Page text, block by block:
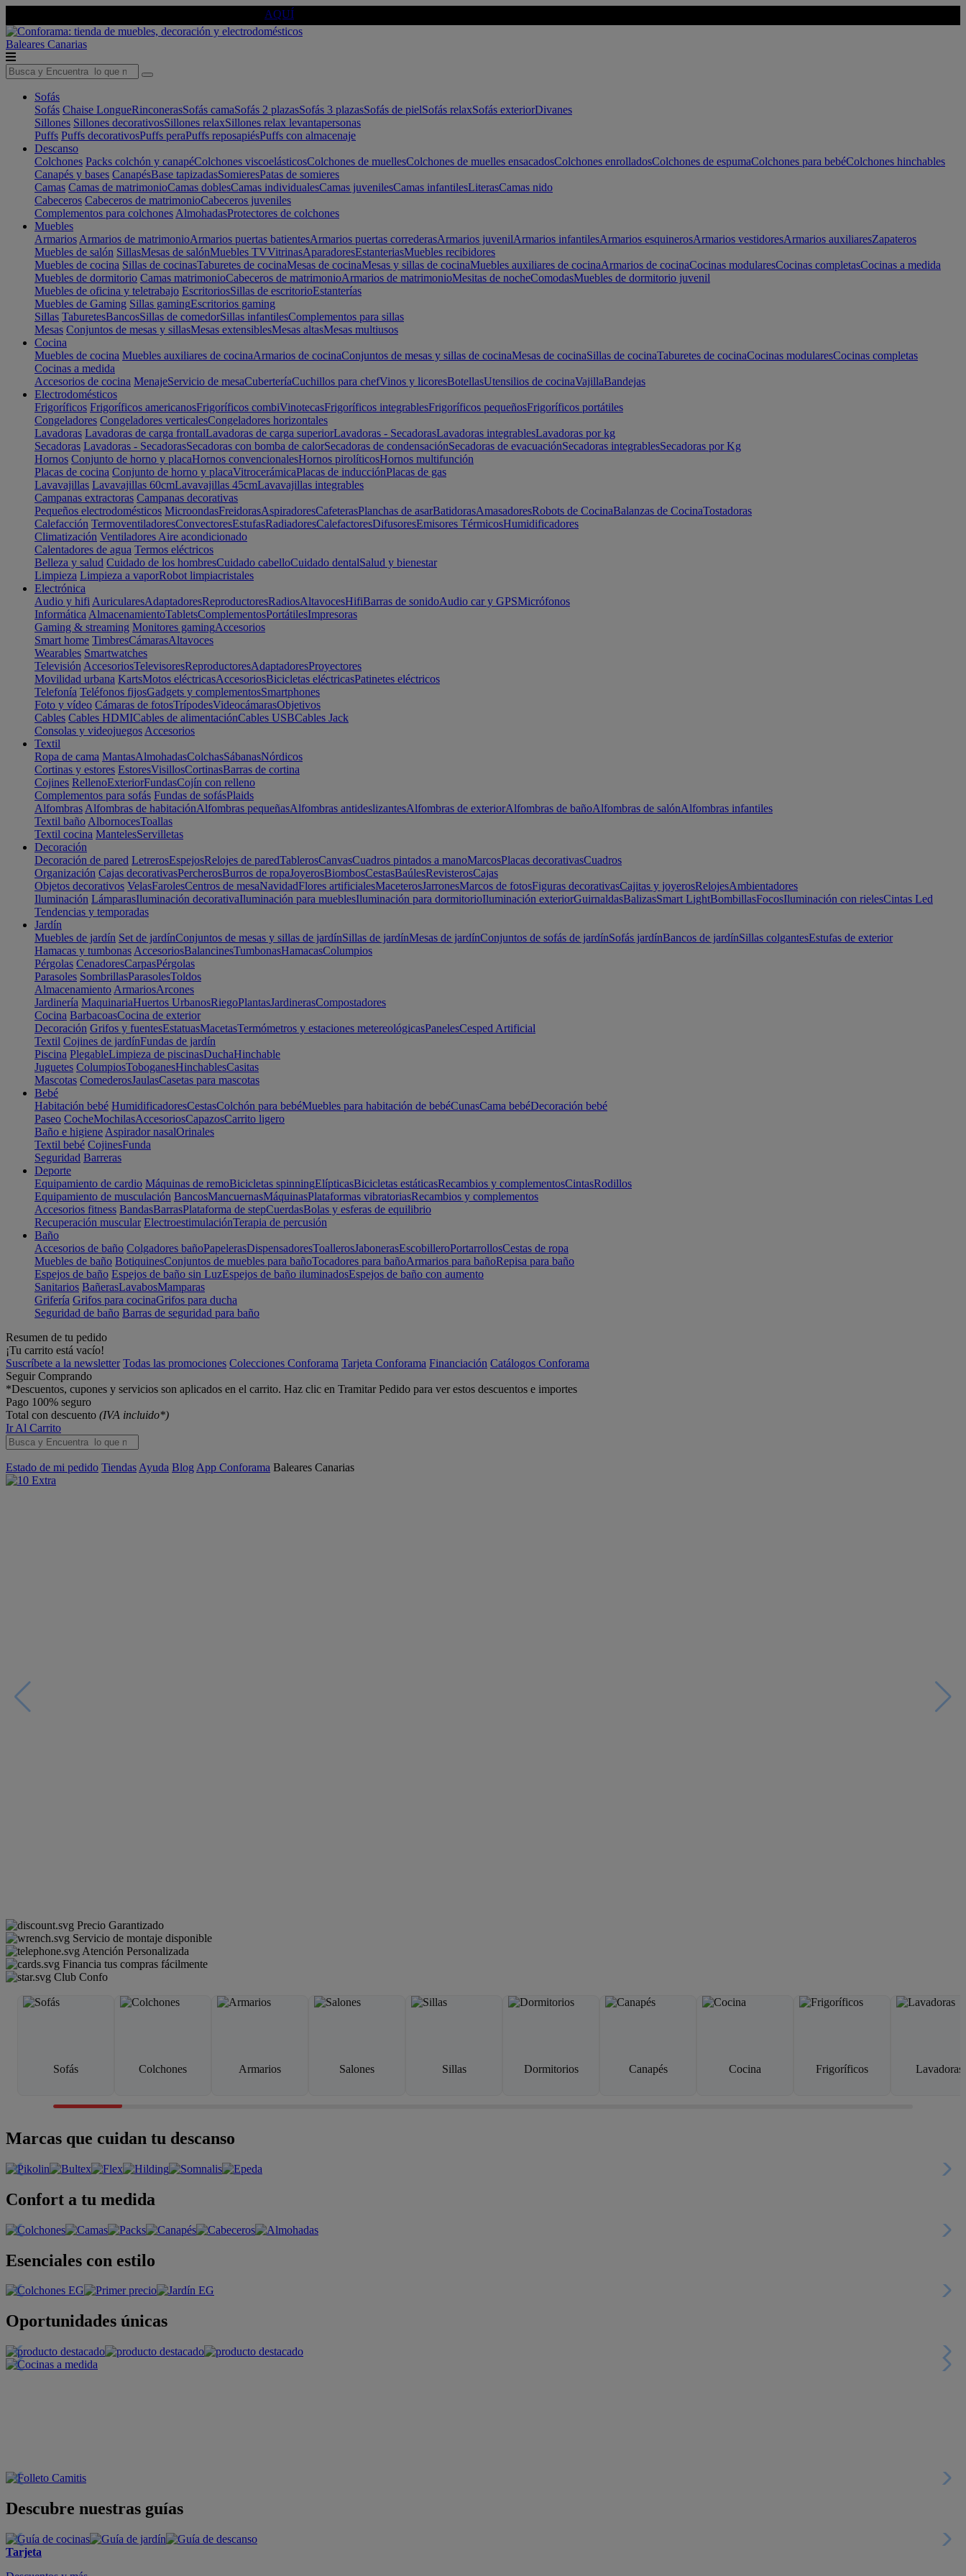
AQUÍ
Baleares Canarias
Sofás
Sofás Chaise LongueRinconerasSofás camaSofás 2 plazasSofás 3 plazasSofás de pielSofás relaxSofás exteriorDivanes
Sillones Sillones decorativosSillones relaxSillones relax levantapersonas
Puffs Puffs decorativosPuffs peraPuffs reposapiésPuffs con almacenaje
Descanso
Colchones Packs colchón y canapéColchones viscoelásticosColchones de muellesColchones de muelles ensacadosColchones enrolladosColchones de espumaColchones para bebéColchones hinchables
Canapés y bases CanapésBase tapizadasSomieresPatas de somieres
Camas Camas de matrimonioCamas doblesCamas individualesCamas juvenilesCamas infantilesLiterasCamas nido
Cabeceros Cabeceros de matrimonioCabeceros juveniles
Complementos para colchones AlmohadasProtectores de colchones
Muebles
Armarios Armarios de matrimonioArmarios puertas batientesArmarios puertas correderasArmarios juvenilArmarios infantilesArmarios esquinerosArmarios vestidoresArmarios auxiliaresZapateros
Muebles de salón SillasMesas de salónMuebles TVVitrinasAparadoresEstanteriasMuebles recibidores
Muebles de cocina Sillas de cocinasTaburetes de cocinaMesas de cocinaMesas y sillas de cocinaMuebles auxiliares de cocinaArmarios de cocinaCocinas modularesCocinas completasCocinas a medida
Muebles de dormitorio Camas matrimonioCabeceros de matrimonioArmarios de matrimonioMesitas de nocheComodasMuebles de dormitorio juvenil
Muebles de oficina y teletrabajo EscritoriosSillas de escritorioEstanterías
Muebles de Gaming Sillas gamingEscritorios gaming
Sillas TaburetesBancosSillas de comedorSillas infantilesComplementos para sillas
Mesas Conjuntos de mesas y sillasMesas extensiblesMesas altasMesas multiusos
Cocina
Muebles de cocina Muebles auxiliares de cocinaArmarios de cocinaConjuntos de mesas y sillas de cocinaMesas de cocinaSillas de cocinaTaburetes de cocinaCocinas modularesCocinas completas
Cocinas a medida
Accesorios de cocina MenajeServicio de mesaCuberteríaCuchillos para chefVinos y licoresBotellasUtensilios de cocinaVajillaBandejas
Electrodomésticos
Frigoríficos Frigoríficos americanosFrigoríficos combiVinotecasFrigoríficos integrablesFrigoríficos pequeñosFrigoríficos portátiles
Congeladores Congeladores verticalesCongeladores horizontales
Lavadoras Lavadoras de carga frontalLavadoras de carga superiorLavadoras - SecadorasLavadoras integrablesLavadoras por kg
Secadoras Lavadoras - SecadorasSecadoras con bomba de calorSecadoras de condensaciónSecadoras de evacuaciónSecadoras integrablesSecadoras por Kg
Hornos Conjunto de horno y placaHornos convencionalesHornos pirolíticosHornos multifunción
Placas de cocina Conjunto de horno y placaVitrocerámicaPlacas de inducciónPlacas de gas
Lavavajillas Lavavajillas 60cmLavavajillas 45cmLavavajillas integrables
Campanas extractoras Campanas decorativas
Pequeños electrodomésticos MicroondasFreidorasAspiradoresCafeterasPlanchas de asarBatidorasAmasadoresRobots de CocinaBalanzas de CocinaTostadoras
Calefacción TermoventiladoresConvectoresEstufasRadiadoresCalefactoresDifusoresEmisores TérmicosHumidificadores
Climatización Ventiladores Aire acondicionado
Calentadores de agua Termos eléctricos
Belleza y salud Cuidado de los hombresCuidado cabelloCuidado dentalSalud y bienestar
Limpieza Limpieza a vaporRobot limpiacristales
Electrónica
Audio y hifi AuricularesAdaptadoresReproductoresRadiosAltavocesHifiBarras de sonidoAudio car y GPSMicrófonos
Informática AlmacenamientoTabletsComplementosPortátilesImpresoras
Gaming & streaming Monitores gamingAccesorios
Smart home TimbresCámarasAltavoces
Wearables Smartwatches
Televisión AccesoriosTelevisoresReproductoresAdaptadoresProyectores
Movilidad urbana KartsMotos eléctricasAccesoriosBicicletas eléctricasPatinetes eléctricos
Telefonía Teléfonos fijosGadgets y complementosSmartphones
Foto y vídeo Cámaras de fotosTrípodesVideocámarasObjetivos
Cables Cables HDMICables de alimentaciónCables USBCables Jack
Consolas y videojuegos Accesorios
Textil
Ropa de cama MantasAlmohadasColchasSábanasNórdicos
Cortinas y estores EstoresVisillosCortinasBarras de cortina
Cojines RellenoExteriorFundasCojín con relleno
Complementos para sofás Fundas de sofásPlaids
Alfombras Alfombras de habitaciónAlfombras pequeñasAlfombras antideslizantesAlfombras de exteriorAlfombras de bañoAlfombras de salónAlfombras infantiles
Textil baño AlbornocesToallas
Textil cocina MantelesServilletas
Decoración
Decoración de pared LetrerosEspejosRelojes de paredTablerosCanvasCuadros pintados a manoMarcosPlacas decorativasCuadros
Organización Cajas decorativasPercherosBurros de ropaJoyerosBiombosCestasBaúlesRevisterosCajas
Objetos decorativos VelasFarolesCentros de mesaNavidadFlores artificialesMaceterosJarronesMarcos de fotosFiguras decorativasCajitas y joyerosRelojesAmbientadores
Iluminación LámparasIluminación decorativaIluminación para mueblesIluminación para dormitorioIluminación exteriorGuirnaldasBalizasSmart LightBombillasFocosIluminación con rielesCintas Led
Tendencias y temporadas
Jardín
Muebles de jardín Set de jardínConjuntos de mesas y sillas de jardínSillas de jardínMesas de jardínConjuntos de sofás de jardínSofás jardínBancos de jardínSillas colgantesEstufas de exterior
Hamacas y tumbonas AccesoriosBalancinesTumbonasHamacasColumpios
Pérgolas CenadoresCarpasPérgolas
Parasoles SombrillasParasolesToldos
Almacenamiento ArmariosArcones
Jardinería MaquinariaHuertos UrbanosRiegoPlantasJardinerasCompostadores
Cocina BarbacoasCocina de exterior
Decoración Grifos y fuentesEstatuasMacetasTermómetros y estaciones metereológicasPanelesCesped Artificial
Textil Cojines de jardínFundas de jardín
Piscina PlegableLimpieza de piscinasDuchaHinchable
Juguetes ColumpiosToboganesHinchablesCasitas
Mascotas ComederosJaulasCasetas para mascotas
Bebé
Habitación bebé HumidificadoresCestasColchón para bebéMuebles para habitación de bebéCunasCama bebéDecoración bebé
Paseo CocheMochilasAccesoriosCapazosCarrito ligero
Baño e higiene Aspirador nasalOrinales
Textil bebé CojinesFunda
Seguridad Barreras
Deporte
Equipamiento de cardio Máquinas de remoBicicletas spinningElípticasBicicletas estáticasRecambios y complementosCintasRodillos
Equipamiento de musculación BancosMancuernasMáquinasPlataformas vibratoriasRecambios y complementos
Accesorios fitness BandasBarrasPlataforma de stepCuerdasBolas y esferas de equilibrio
Recuperación muscular ElectroestimulaciónTerapia de percusión
Baño
Accesorios de baño Colgadores bañoPapelerasDispensadoresToallerosJabonerasEscobilleroPortarrollosCestas de ropa
Muebles de baño BotiquinesConjuntos de muebles para bañoTocadores para bañoArmarios para bañoRepisa para baño
Espejos de baño Espejos de baño sin LuzEspejos de baño iluminadosEspejos de baño con aumento
Sanitarios BañerasLavabosMamparas
Grifería Grifos para cocinaGrifos para ducha
Seguridad de baño Barras de seguridad para baño
Resumen de tu pedido
¡Tu carrito está vacío!
Suscríbete a la newsletter Todas las promociones Colecciones Conforama Tarjeta Conforama Financiación Catálogos Conforama
Seguir Comprando
*Descuentos, cupones y servicios son aplicados en el carrito. Haz clic en Tramitar Pedido para ver estos descuentos e importes
Pago 100% seguro
Total con descuento (IVA incluido*)
Ir Al Carrito
Estado de mi pedido Tiendas Ayuda Blog App Conforama Baleares Canarias
Precio Garantizado
Servicio de montaje disponible
Atención Personalizada
Financia tus compras fácilmente
Club Confo
Sofás Colchones Armarios Salones Sillas Dormitorios Canapés Cocina Frigoríficos Lavadoras
Marcas que cuidan tu descanso
Confort a tu medida
Esenciales con estilo
Oportunidades únicas
Descubre nuestras guías
Tarjeta